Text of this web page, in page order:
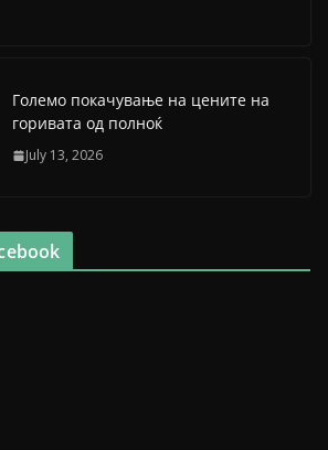
Големо покачување на цените на
горивата од полноќ
July 13, 2026